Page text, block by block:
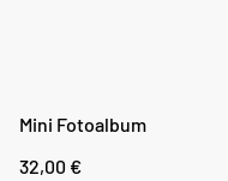
Mini Fotoalbum
32,00 €